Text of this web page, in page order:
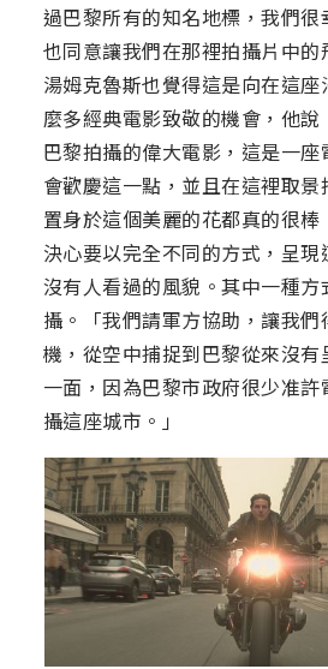
過巴黎所有的知名地標，我們很
也同意讓我們在那裡拍攝片中的
湯姆克魯斯也覺得這是向在這
麼多經典電影致敬的機會，他說
巴黎拍攝的偉大電影，這是一
會歡慶這一點，並且在這裡取
置身於這個美麗的花都真的很
決心要以完全不同的方式，呈
沒有人看過的風貌。其中一種方
攝。「我們請軍方協助，讓我
機，從空中捕捉到巴黎從來沒有
一面，因為巴黎市政府很少准
攝這座城市。」